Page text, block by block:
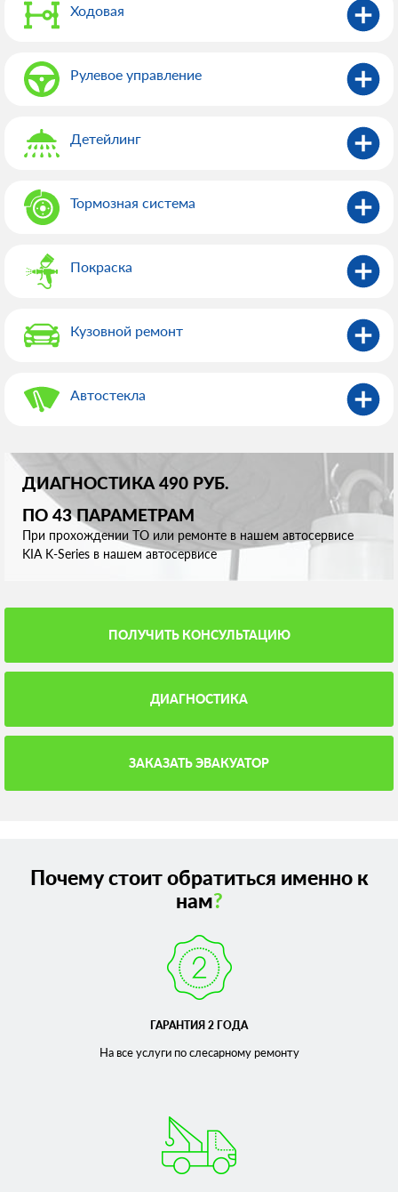
Ходовая
Рулевое управление
Детейлинг
Тормозная система
Покраска
Кузовной ремонт
Автостекла
ДИАГНОСТИКА 490 РУБ.
ПО 43 ПАРАМЕТРАМ
При прохождении ТО или ремонте в нашем автосервисе
KIA K-Series в нашем автосервисе
ПОЛУЧИТЬ КОНСУЛЬТАЦИЮ
ДИАГНОСТИКА
ЗАКАЗАТЬ ЭВАКУАТОР
Почему стоит обратиться именно к
нам?
ГАРАНТИЯ 2 ГОДА
На все услуги по слесарномуремонту